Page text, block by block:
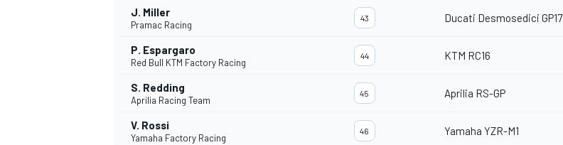
J. Miller
Pramac Racing
43 Ducati Desmosedici GP17
P. Espargaro
Red Bull KTM Factory Racing
44 KTM RC16
S. Redding
Aprilia Racing Team
45 Aprilia RS-GP
V. Rossi
Yamaha Factory Racing
46 Yamaha YZR-M1